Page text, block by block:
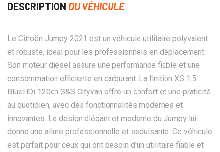
DESCRIPTION DU VÉHICULE
Le Citroën Jumpy 2021 est un véhicule utilitaire polyvalent
et robuste, idéal pour les professionnels en déplacement.
Son moteur diesel assure une performance fiable et une
consommation efficiente en carburant. La finition XS 1.5
BlueHDi 120ch S&S Cityvan offre un confort et une praticité
au quotidien, avec des fonctionnalités modernes et
innovantes. Le design élégant et moderne du Jumpy lui
donne une allure professionnelle et séduisante. Ce véhicule
est parfait pour ceux qui ont besoin d'un utilitaire fiable et